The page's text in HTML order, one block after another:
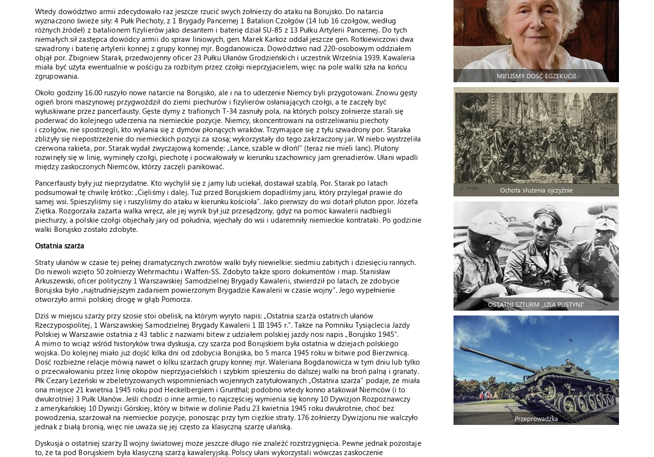
Wtedy dowództwo armii zdecydowało raz jeszcze rzucić swych żołnierzy do ataku na Borujsko. Do natarcia
wyznaczono świeże siły: 4 Pułk Piechoty, z 1 Brygady Pancernej 1 Batalion Czołgów (14 lub 16 czołgów, według
różnych źródeł) z batalionem fizylierów jako desantem i baterię dział SU-85 z 13 Pułku Artylerii Pancernej. Do tych
niemałych sił zastępca dowódcy armii do spraw liniowych, gen. Marek Karkoz oddał jeszcze gen. Rotkiewiczowi dwa
szwadrony i baterię artylerii konnej z grupy konnej mjr. Bogdanowicza. Dowództwo nad 220-osobowym oddziałem
objął por. Zbigniew Starak, przedwojenny oficer 23 Pułku Ułanów Grodzieńskich i uczestnik Września 1939. Kawaleria
miała być użyta ewentualnie w pościgu za rozbitym przez czołgi nieprzyjacielem, więc na pole walki szła na końcu
zgrupowania.
Około godziny 16.00 ruszyło nowe natarcie na Borujsko, ale i na to uderzenie Niemcy byli przygotowani. Znowu gęsty
ogień broni maszynowej przygwoździł do ziemi piechurów i fizylierów osłaniających czołgi, a te zaczęły być
wyłuskiwane przez pancerfausty. Gęste dymy z trafionych T-34 zasnuły pola, na których polscy żołnierze starali się
poderwać do kolejnego uderzenia na niemieckie pozycje. Niemcy, skoncentrowani na ostrzeliwaniu piechoty
i czołgów, nie spostrzegli, kto wyłania się z dymów płonących wraków. Trzymające się z tyłu szwadrony por. Staraka
zbliżyły się niepostrzeżenie do niemieckich pozycji za szosą; wykorzystały do tego zakrzaczony jar. W niebo wystrzeliła
czerwona rakieta, por. Starak wydał zwyczajową komendę: „Lance, szable w dłoń!” (teraz nie mieli lanc). Plutony
rozwinęły się w linię, wyminęły czołgi, piechotę i pocwałowały w kierunku szachownicy jam grenadierów. Ułani wpadli
między zaskoczonych Niemców, którzy zaczęli panikować.
Pancerfausty były już nieprzydatne. Kto wychylił się z jamy lub uciekał, dostawał szablą. Por. Starak po latach
podsumował tę chwilę krótko: „Cięliśmy i dalej. Tuż przed Borujskiem dopadliśmy jaru, który przylegał prawie do
samej wsi. Spieszyliśmy się i ruszyliśmy do ataku w kierunku kościoła”. Jako pierwszy do wsi dotarł pluton ppor. Józefa
Ziętka. Rozgorzała zażarta walka wręcz, ale jej wynik był już przesądzony, gdyż na pomoc kawalerii nadbiegli
piechurzy, a polskie czołgi objechały jary od południa, wjechały do wsi i udaremniły niemieckie kontrataki. Po godzinie
walki Borujsko zostało zdobyte.
Ostatnia szarża
Straty ułanów w czasie tej pełnej dramatycznych zwrotów walki były niewielkie: siedmiu zabitych i dziesięciu rannych.
Do niewoli wzięto 50 żołnierzy Wehrmachtu i Waffen-SS. Zdobyto także sporo dokumentów i map. Stanisław
Arkuszewski, oficer polityczny 1 Warszawskiej Samodzielnej Brygady Kawalerii, stwierdził po latach, że zdobycie
Borujska było „najtrudniejszym zadaniem powierzonym Brygadzie Kawalerii w czasie wojny”. Jego wypełnienie
otworzyło armii polskiej drogę w głąb Pomorza.
Dziś w miejscu szarży przy szosie stoi obelisk, na którym wyryto napis: „Ostatnia szarża ostatnich ułanów
Rzeczypospolitej, 1 Warszawskiej Samodzielnej Brygady Kawalerii 1 III 1945 r.”. Także na Pomniku Tysiąclecia Jazdy
Polskiej w Warszawie ostatnia z 43 tablic z nazwami bitew z udziałem polskiej jazdy nosi napis „Borujsko 1945”.
A mimo to wciąż wśród historyków trwa dyskusja, czy szarża pod Borujskiem była ostatnia w dziejach polskiego
wojska. Do kolejnej miało już dojść kilka dni od zdobycia Borujska, bo 5 marca 1945 roku w bitwie pod Bierzwnicą.
Dość rozbieżne relacje mówią nawet o kilku szarżach grupy konnej mjr. Waleriana Bogdanowicza w tym dniu lub tylko
o przecwałowaniu przez linię okopów nieprzyjacielskich i szybkim spieszeniu do dalszej walki na broń palną i granaty.
Płk Cezary Leżeński w zbeletryzowanych wspomnieniach wojennych zatytułowanych „Ostatnia szarża” podaje, że miała
ona miejsce 21 kwietnia 1945 roku pod Heckelbergiem i Grunthal; podobno wtedy konno atakował Niemców (i to
dwukrotnie) 3 Pułk Ułanów. Jeśli chodzi o inne armie, to najczęściej wymienia się konny 10 Dywizjon Rozpoznawczy
z amerykańskiej 10 Dywizji Górskiej, który w bitwie w dolinie Padu 23 kwietnia 1945 roku dwukrotnie, choć bez
powodzenia, szarżował na niemieckie pozycje, ponosząc przy tym ciężkie straty. 176 żołnierzy Dywizjonu nie walczyło
jednak z białą bronią, więc nie uważa się jej często za klasyczną szarżę ułańską.
Dyskusja o ostatniej szarży II wojny światowej może jeszcze długo nie znaleźć rozstrzygnięcia. Pewne jednak pozostaje
to, że ta pod Borujskiem była klasyczną szarżą kawaleryjską. Polscy ułani wykorzystali wówczas zaskoczenie
MIELIŚMY DOŚĆ EGZEKUCJI
Ochota służenia ojczyźnie
OSTATNI SZTURM „LISA PUSTYNI”
Przeprowadzka